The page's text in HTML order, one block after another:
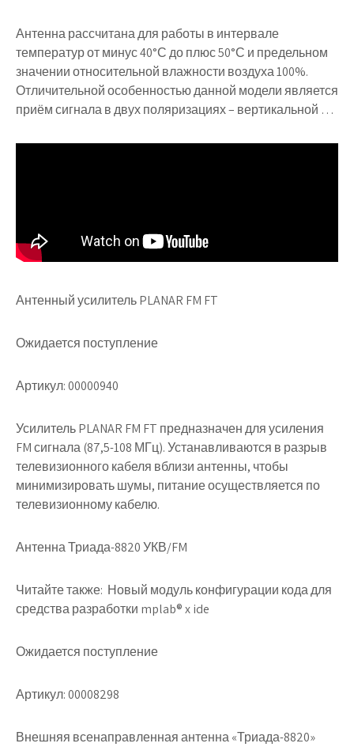
Антенна рассчитана для работы в интервале
температур от минус 40°С до плюс 50°С и предельном
значении относительной влажности воздуха 100%.
Отличительной особенностью данной модели является
приём сигнала в двух поляризациях – вертикальной …
Антенный усилитель PLANAR FM FT
Ожидается поступление
Артикул: 00000940
Усилитель PLANAR FM FT предназначен для усиления
FM сигнала (87,5-108 МГц). Устанавливаются в разрыв
телевизионного кабеля вблизи антенны, чтобы
минимизировать шумы, питание осуществляется по
телевизионному кабелю.
Антенна Триада-8820 УКВ/FM
Читайте также: Новый модуль конфигурации кода для
средства разработки mplab® x ide
Ожидается поступление
Артикул: 00008298
Внешняя всенаправленная антенна «Триада-8820»